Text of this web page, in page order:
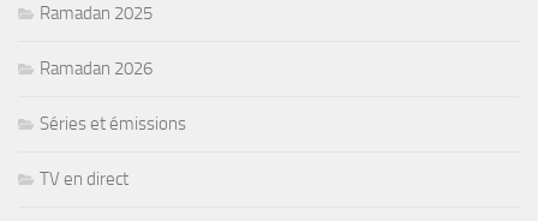
Ramadan 2025
Ramadan 2026
Séries et émissions
TV en direct